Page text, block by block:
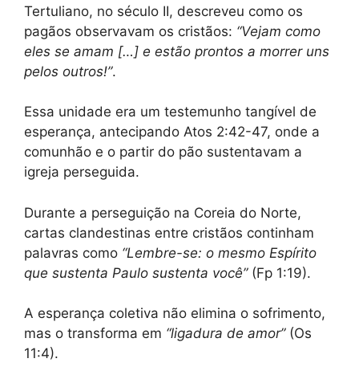
Tertuliano, no século II, descreveu como os
pagãos observavam os cristãos: “Vejam como
eles se amam […] e estão prontos a morrer uns
pelos outros!”.
Essa unidade era um testemunho tangível de
esperança, antecipando Atos 2:42-47, onde a
comunhão e o partir do pão sustentavam a
igreja perseguida.
Durante a perseguição na Coreia do Norte,
cartas clandestinas entre cristãos continham
palavras como “Lembre-se: o mesmo Espírito
que sustenta Paulo sustenta você”(Fp 1:19).
A esperança coletiva não elimina o sofrimento,
mas o transforma em “ligadura de amor”(Os
11:4).